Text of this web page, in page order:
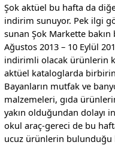
Şok aktüel bu hafta da
indirim sunuyor. Pek ilgi
sunan Şok Markette
Ağustos 2013 – 10 Eylül
indirimli olacak ürünlerin
aktüel kataloglarda
Bayanların mutfak ve
malzemeleri, gıda
yakın olduğundan dolayı
okul araç-gereci de bu
ucuz ürünlerin bulunduğu